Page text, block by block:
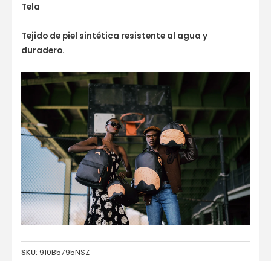
Tela
Tejido de piel sintética resistente al agua y
duradero.
SKU: 910B5795NSZ